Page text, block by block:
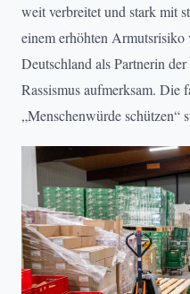
weit verbreitet und stark mit
einem erhöhten Armutsrisiko
Deutschland als Partnerin
Rassismus aufmerksam. Die
„Menschenwürde schützen“